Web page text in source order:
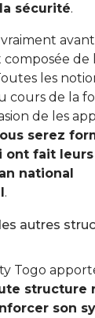
sécurité.
composée de
les
cours de la
de les
serez
ont fait
national
.
autres
Togo
structure
son